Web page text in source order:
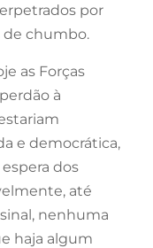
por
de chumbo.
as Forças
à
e democrática,
dos
até
nenhuma
haja algum